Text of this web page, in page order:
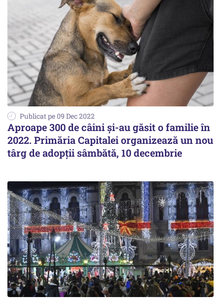
Publicat pe 09 Dec 2022
Aproape 300 de câini şi-au găsit o familie în
2022. Primăria Capitalei organizează un nou
târg de adopţii sâmbătă, 10 decembrie